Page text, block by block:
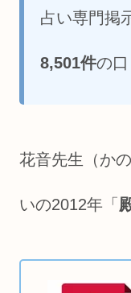
占い専門掲
8,501件の
花音先生（か
いの2012年「